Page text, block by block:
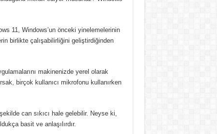
11, Windows’un önceki yinelemelerinin
birlikte çalışabilirliğini geliştirdiğinden
makinenizde yerel olarak
birçok kullanıcı mikrofonu kullanırken
can sıkıcı hale gelebilir. Neyse ki,
basit ve anlaşılırdır.